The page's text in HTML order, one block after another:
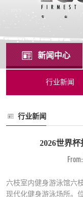
新闻中心
行业新闻
行业新闻
2026世界
六枝室内健身游泳馆六
现代化健身游泳场所。